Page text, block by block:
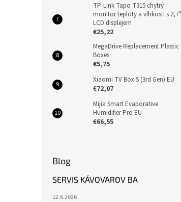
TP-Link Tapo T315 chytrý
monitor teploty a vlhkosti s 2,7"
LCD displejem
€25,22
MegaDrive Replacement Plastic
Boxes
€5,75
Xiaomi TV Box S (3rd Gen) EU
€72,07
Mijia Smart Evaporative
Humidifier Pro EU
€66,55
Blog
SERVIS KÁVOVAROV BA
12.6.2026